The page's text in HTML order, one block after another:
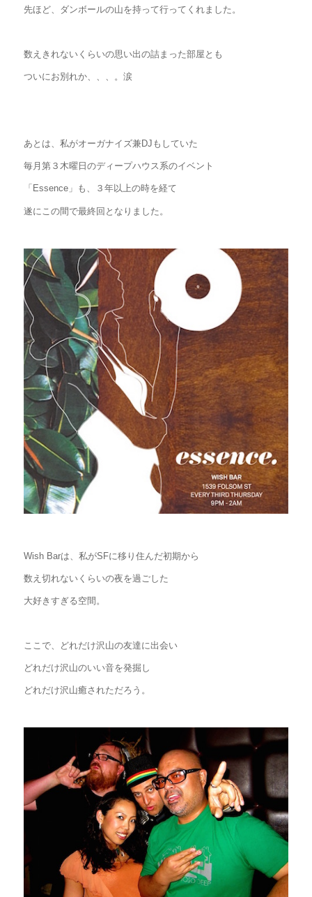
先ほど、ダンボールの山を持って行ってくれました。
数えきれないくらいの思い出の詰まった部屋とも
ついにお別れか、、、。涙
あとは、私がオーガナイズ兼DJもしていた
毎月第３木曜日のディープハウス系のイベント
「Essence」も、３年以上の時を経て
遂にこの間で最終回となりました。
Wish Barは、私がSFに移り住んだ初期から
数え切れないくらいの夜を過ごした
大好きすぎる空間。
ここで、どれだけ沢山の友達に出会い
どれだけ沢山のいい音を発掘し
どれだけ沢山癒されただろう。